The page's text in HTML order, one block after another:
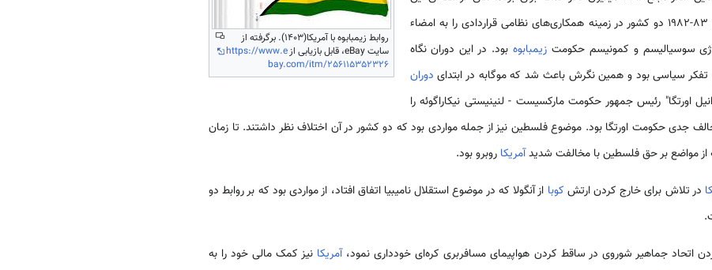
روابط زیمبابوه با آمریکا(1403). برگرفته از
سایت eBay، قابل بازیابی از
https://www.e
bay.com/itm/256115352326
کشور اختصاص داد. در سال‌های 83-1982 دو کشور در زمینه همکاری‌های نظامی قراردادی را به امضاء
سوسیالیسم و کمونیسم حکومت زیمبابوهبود. در این دوران نگاه
تفکر سیاسی بود و همین نگرش باعث شد که موگابه در ابتدای دوران
اورتگا" رئیس جمهور حکومت مارکسیست - لنینیستی نیکاراگوئه را
جدی حکومت اورتگا بود. موضوع فلسطین نیز از جمله مواردی بود که دو کشور در آن اختلاف نظر داشتند. تا زمان
از مواضع بر حق فلسطین با مخالفت شدیدآمریکا روبرو بود.
در تلاش برای خارج کردن ارتش کوبا از آنگولا که در موضوع استقلال نامیبیا اتفاق افتاد، از مواردی بود که بر روابط دو
اتحاد جماهیر شوروی در ساقط کردن هواپیمای مسافربری کره‌ای خودداری نمود،آمریکا نیز کمک مالی خود را به